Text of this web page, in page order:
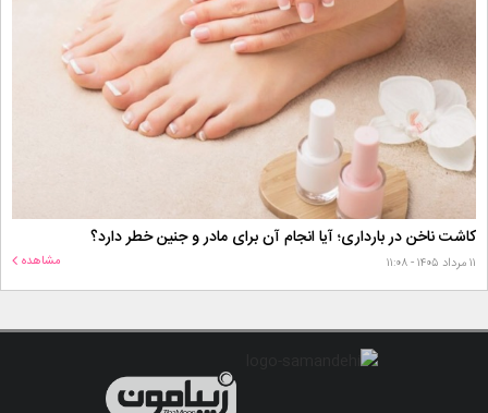
کاشت ناخن در بارداری؛ آیا انجام آن برای مادر و جنین خطر دارد؟
۱۱ مرداد ۱۴۰۵ - ۱۱:۰۸ مشاهده